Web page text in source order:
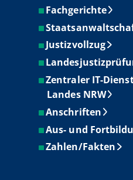
Fachgerichte
Justizvollzug
Zentraler IT-
Landes NRW
Anschriften
Aus- und
Zahlen/Fakten